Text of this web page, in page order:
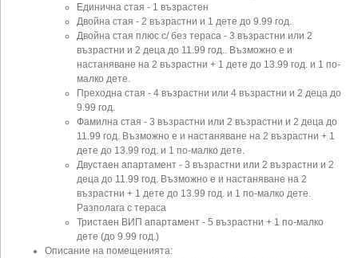
Единична стая - 1 възрастен
Двойна стая - 2 възрастни и 1 дете до 9.99 год.
Двойна стая плюс с/ без тераса - 3 възрастни или 2
възрастни и 2 деца до 11.99 год.. Възможно е и
настаняване на 2 възрастни + 1 дете до 13.99 год. и 1 по-
малко дете.
Преходна стая - 4 възрастни или 4 възрастни и 2 деца до
9.99 год.
Фамилна стая - 3 възрастни или 2 възрастни и 2 деца до
11.99 год. Възможно е и настаняване на 2 възрастни + 1
дете до 13.99 год. и 1 по-малко дете.
Двустаен апартамент - 3 възрастни или 2 възрастни и 2
деца до 11.99 год. Възможно е и настаняване на 2
възрастни + 1 дете до 13.99 год. и 1 по-малко дете.
Разполага с тераса
Тристаен ВИП апартамент - 5 възрастни + 1 по-малко
дете (до 9.99 год.)
Описание на помещенията: